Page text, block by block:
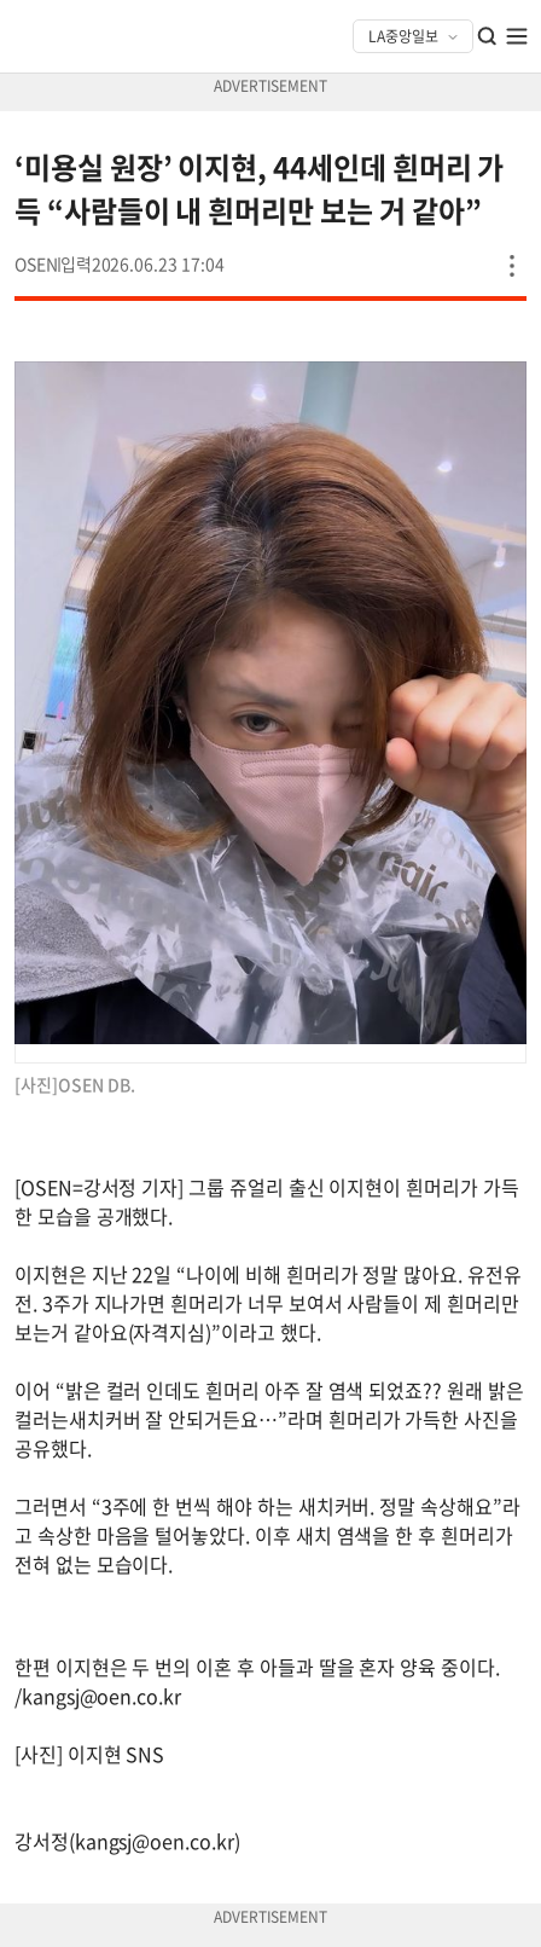
‘미용실 원장’ 이지현, 44세인데 흰머리 가
득 “사람들이 내 흰머리만 보는 거 같아”
OSEN 2026.06.23 17:04
[사진]OSEN DB.
[OSEN=강서정 기자] 그룹 쥬얼리 출신 이지현이 흰머리가 가득
한 모습을 공개했다.
이지현은 지난 22일 “나이에 비해 흰머리가 정말 많아요. 유전유
전. 3주가 지나가면 흰머리가 너무 보여서 사람들이 제 흰머리만
보는거 같아요(자격지심)”이라고 했다.
이어 “밝은 컬러 인데도 흰머리 아주 잘 염색 되었죠?? 원래 밝은
컬러는새치커버 잘 안되거든요…”라며 흰머리가 가득한 사진을
공유했다.
그러면서 “3주에 한 번씩 해야 하는 새치커버. 정말 속상해요”라
고 속상한 마음을 털어놓았다. 이후 새치 염색을 한 후 흰머리가
전혀 없는 모습이다.
한편 이지현은 두 번의 이혼 후 아들과 딸을 혼자 양육 중이다.
/kangsj@oen.co.kr
[사진] 이지현 SNS
강서정(kangsj@oen.co.kr)